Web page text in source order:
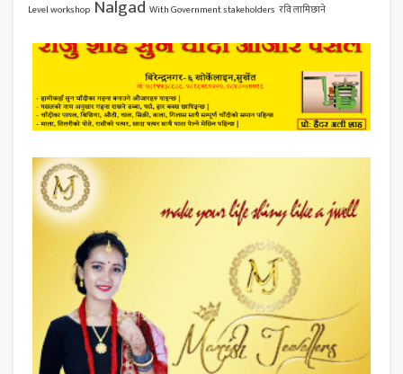
Level workshop Nalgad With Government stakeholders रवि लामिछाने